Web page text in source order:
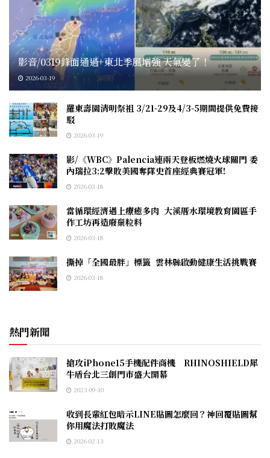
影音/0319鋒面通過+東北季風增強 天氣變了！
2026-03-19
羅東壽園清明祭祖 3/21-29及4/3-5期間提供免費接
駁
2026-03-19
影/《WBC》Palencia連兩天登板燃燒火球關門 委
內瑞拉3:2擊敗美國奪隊史首座經典賽冠軍!
2026-03-18
當循環經濟遇上療癒多肉 大溪厝水環境教育園區手
作工坊再造廢棄粒料
2026-03-18
撕掉「全國最胖」標籤 雲林縣啟動健康生活挑戰賽
2026-03-18
熱門新聞
搶攻iPhone15手機配件商機 RHINOSHIELD犀
牛盾台北三創門市盛大開幕
2023-09-10
收到長輩紅包暗示LINE貼圖怎麼回？神回覆貼圖幫
你用魔法打敗魔法
2026-02-13